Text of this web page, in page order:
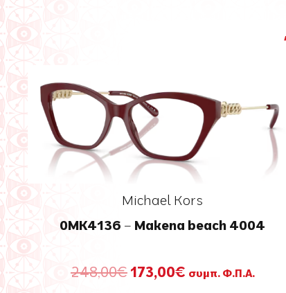
Michael Kors
0MK4136 – Makena beach 4004
248,00€ Original
173,00€Ησυμπ. Φ.Π.Α.